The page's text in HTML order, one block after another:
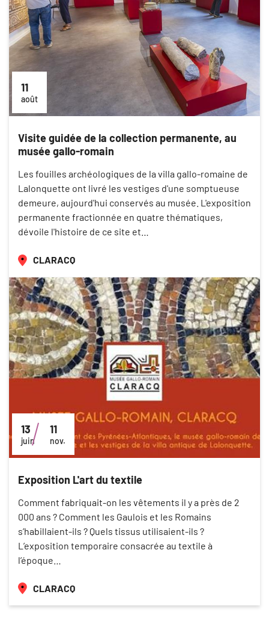
11
août
Visite guidée de la collection permanente, au
musée gallo-romain
Les fouilles archéologiques de la villa gallo-romaine de
Lalonquette ont livré les vestiges d'une somptueuse
demeure, aujourd'hui conservés au musée. L'exposition
permanente fractionnée en quatre thématiques,
dévoile l'histoire de ce site et…
CLARACQ
13
juin
11
nov.
Exposition L'art du textile
Comment fabriquait-on les vêtements il y a près de 2
000 ans ? Comment les Gaulois et les Romains
s’habillaient-ils ? Quels tissus utilisaient-ils ?
L’exposition temporaire consacrée au textile à
l’époque…
CLARACQ